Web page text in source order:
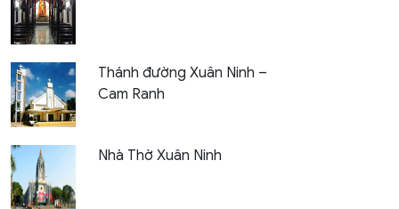
Thánh đường Xuân Ninh –
Cam Ranh
Nhà Thờ Xuân Ninh